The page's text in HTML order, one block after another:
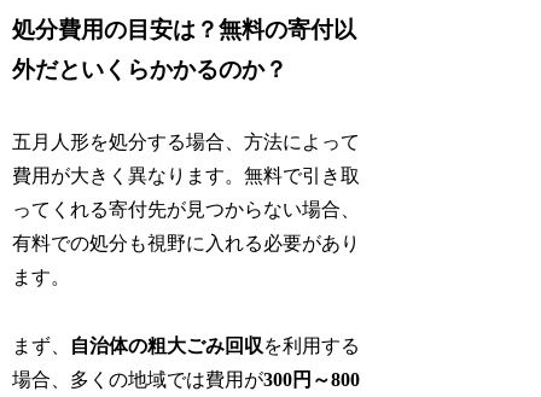
処分費用の目安は？無料の寄付以
外だといくらかかるのか？
五月人形を処分する場合、方法によって
費用が大きく異なります。無料で引き取
ってくれる寄付先が見つからない場合、
有料での処分も視野に入れる必要があり
ます。
まず、 自治体の粗大ごみ回収を利用する
場合、多くの地域では費用が300円～800